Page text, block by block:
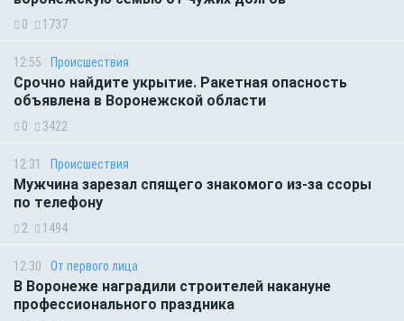
0 1737
12:55 Происшествия
Срочно найдите укрытие. Ракетная опасность
объявлена в Воронежской области
0 3422
12:31 Происшествия
Мужчина зарезал спящего знакомого из-за ссоры
по телефону
2 1494
12:30 От первого лица
В Воронеже наградили строителей накануне
профессионального праздника